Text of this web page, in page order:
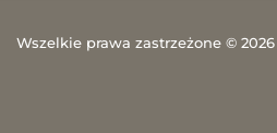
Wszelkie prawa zastrzeżone © 2026